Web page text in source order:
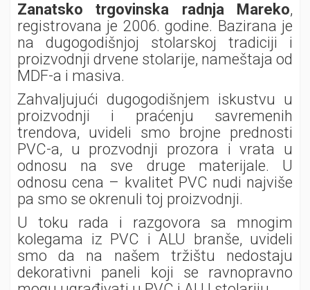
Zanatsko trgovinska radnja Mareko,
registrovana je 2006. godine. Bazirana je
na dugogodišnjoj stolarskoj tradiciji i
proizvodnji drvene stolarije, nameštaja od
MDF-a i masiva.
Zahvaljujući dugogodišnjem iskustvu u
proizvodnji i praćenju savremenih
trendova, uvideli smo brojne prednosti
PVC-a, u prozvodnji prozora i vrata u
odnosu na sve druge materijale. U
odnosu cena – kvalitet PVC nudi najviše
pa smo se okrenuli toj proizvodnji.
U toku rada i razgovora sa mnogim
kolegama iz PVC i ALU branše, uvideli
smo da na našem tržištu nedostaju
dekorativni paneli koji se ravnopravno